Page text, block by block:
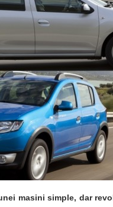
masini simple, dar